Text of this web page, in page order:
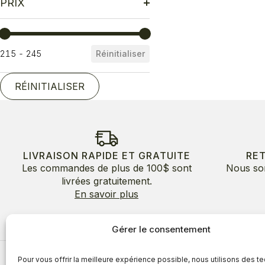
Gérer le consentement
Pour vous offrir la meilleure expérience possible, nous utilisons des
PRIX
Prix
215 - 245 Réinitialiser
RÉINITIALISER
LIVRAISON RAPIDE ET GRATUITE
Les commandes de plus de 100$ sont
livrées gratuitement.
En savoir plus
Nous